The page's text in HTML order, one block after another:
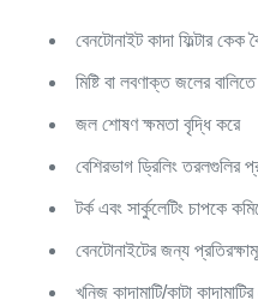
বেনটোনাইট কাদা ফিল্টার কেক
মিষ্টি বা লবণাক্ত জলের
জল শোষণ ক্ষমতা বৃদ্ধি করে
বেশিরভাগ ড্রিলিং তরলগুলির
টর্ক এবং সার্কুলেটিং চাপকে
বেনটোনাইটের জন্য
খনিজ কাদামাটি/কাটা